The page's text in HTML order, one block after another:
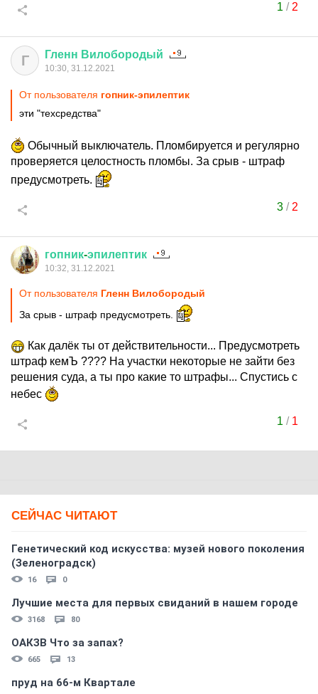
1 / 2
Г Гленн Вилобородый
10:30, 31.12.2021
От пользователя гопник-эпилептик
эти "техсредства"
Обычный выключатель. Пломбируется и регулярно
проверяется целостность пломбы. За срыв - штраф
предусмотреть.
3/ 2
гопник-эпилептик
10:32, 31.12.2021
От пользователя Гленн Вилобородый
За срыв - штраф предусмотреть.
Как далёк ты от действительности... Предусмотреть
штраф кемЪ ???? На участки некоторые не зайти без
решения суда, а ты про какие то штрафы... Спустись с
небес
1 / 1
СЕЙЧАС ЧИТАЮТ
Генетический код искусства: музей нового поколения
(Зеленоградск)
16 0
Лучшие места для первых свиданий в нашем городе
3168 80
ОАКЗВ Что за запах?
665 13
пруд на 66-м Квартале